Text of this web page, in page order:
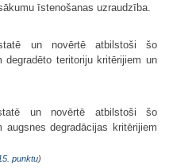
īstenošanas uzraudzība.
un novērtē atbilstoši šo
degradēto teritoriju kritērijiem un
un novērtē atbilstoši šo
augsnes degradācijas kritērijiem
punktu)